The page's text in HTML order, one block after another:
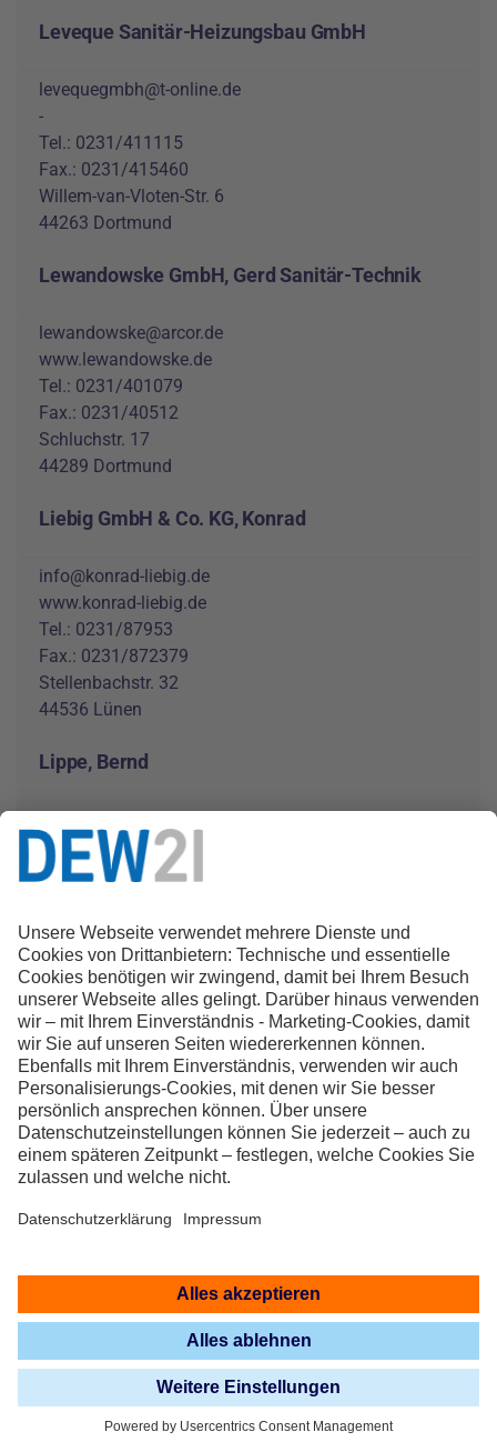
Leveque Sanitär-Heizungsbau GmbH
levequegmbh@t-online.de
-
Tel.: 0231/411115
Fax.: 0231/415460
Willem-van-Vloten-Str. 6
44263 Dortmund
Lewandowske GmbH, Gerd Sanitär-Technik
lewandowske@arcor.de
www.lewandowske.de
Tel.: 0231/401079
Fax.: 0231/40512
Schluchstr. 17
44289 Dortmund
Liebig GmbH & Co. KG, Konrad
info@konrad-liebig.de
www.konrad-liebig.de
Tel.: 0231/87953
Fax.: 0231/872379
Stellenbachstr. 32
44536 Lünen
Lippe, Bernd
-
Tel.: 0231/370637
Mosselde 27
44357 Dortmund
Machentanz GmbH
info@machentanz.de
-
Tel.: 02304 910 67 00
Mobil.: 0170 6650503
Fax.:
58239 Schwerte
Makowski Sanitär und Heizung
firma.makowski@mail.de
Tel.: 0231.22027936
Vogelinckweg 6
44319 Dortmund